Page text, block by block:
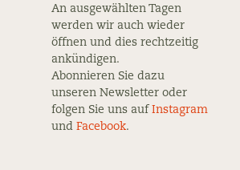
An ausgewählten Tagen
werden wir auch wieder
öffnen und dies rechtzeitig
ankündigen.
Abonnieren Sie dazu
unseren Newsletter oder
folgen Sie uns auf Instagram
und Facebook.